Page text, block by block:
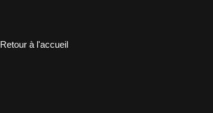
Retour à l'accueil